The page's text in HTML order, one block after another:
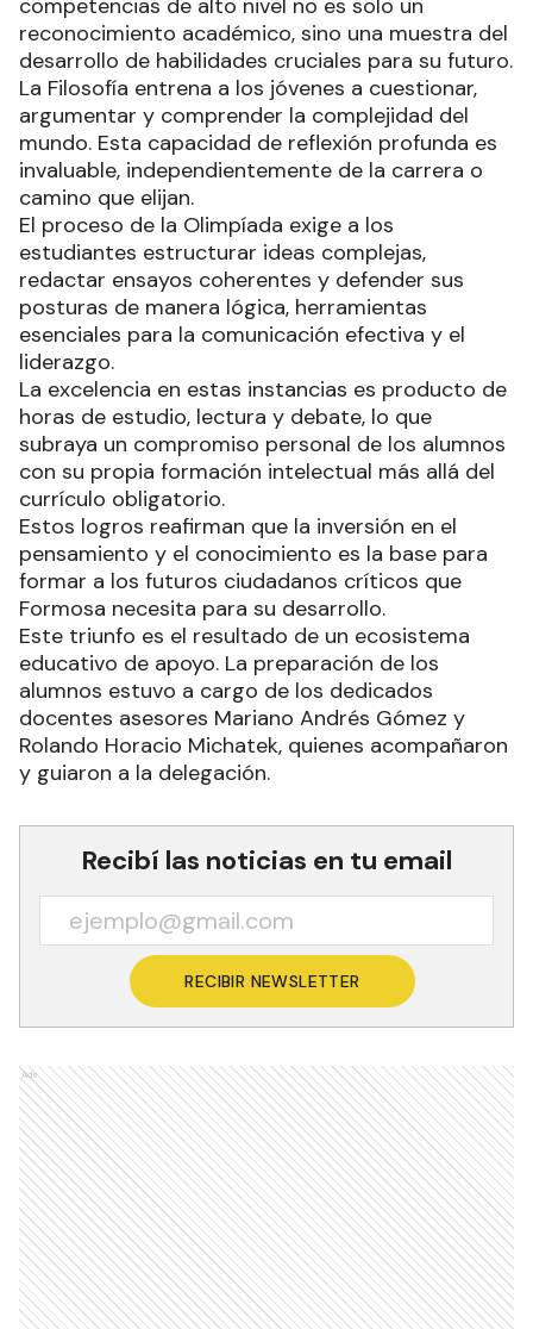
competencias de alto nivel no es solo un
reconocimiento académico, sino una muestra del
desarrollo de habilidades cruciales para su futuro.
La Filosofía entrena a los jóvenes a cuestionar,
argumentar y comprender la complejidad del
mundo. Esta capacidad de reflexión profunda es
invaluable, independientemente de la carrera o
camino que elijan.
El proceso de la Olimpíada exige a los
estudiantes estructurar ideas complejas,
redactar ensayos coherentes y defender sus
posturas de manera lógica, herramientas
esenciales para la comunicación efectiva y el
liderazgo.
La excelencia en estas instancias es producto de
horas de estudio, lectura y debate, lo que
subraya un compromiso personal de los alumnos
con su propia formación intelectual más allá del
currículo obligatorio.
Estos logros reafirman que la inversión en el
pensamiento y el conocimiento es la base para
formar a los futuros ciudadanos críticos que
Formosa necesita para su desarrollo.
Este triunfo es el resultado de un ecosistema
educativo de apoyo. La preparación de los
alumnos estuvo a cargo de los dedicados
docentes asesores Mariano Andrés Gómez y
Rolando Horacio Michatek, quienes acompañaron
y guiaron a la delegación.
Recibí las noticias en tu email
RECIBIR NEWSLETTER
Ads